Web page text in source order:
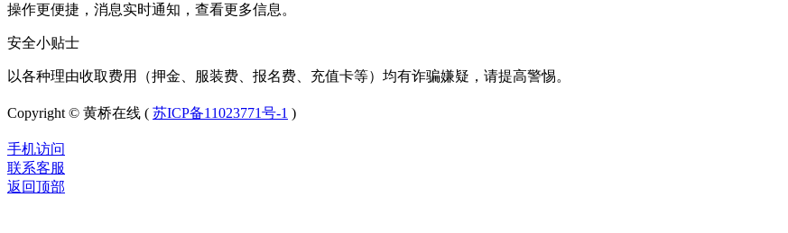
操作更便捷，消息实时通知，查看更多信息。
安全小贴士
以各种理由收取费用（押金、服装费、报名费、充值卡等）均有诈骗嫌疑，请提高警惕。
Copyright © 黄桥在线 ( 苏ICP备11023771号-1 )
手机访问
联系客服
返回顶部